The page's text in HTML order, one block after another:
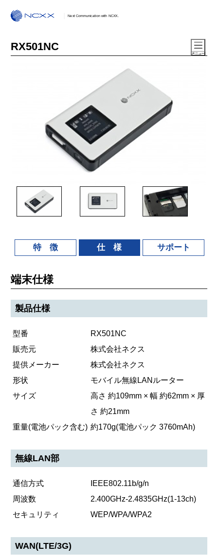
Next Communication with NCXX.
RX501NC
特 徴 仕 様 サポート
端末仕様
製品仕様
型番
RX501NC
販売元
株式会社ネクス
提供メーカー
株式会社ネクス
形状
モバイル無線LANルーター
サイズ
高さ 約109mm × 幅 約62mm × 厚
さ 約21mm
重量(電池パック含む) 約170g(電池パック 3760mAh)
無線LAN部
通信方式
IEEE802.11b/g/n
周波数
2.400GHz-2.4835GHz(1-13ch)
セキュリティ
WEP/WPA/WPA2
WAN(LTE/3G)